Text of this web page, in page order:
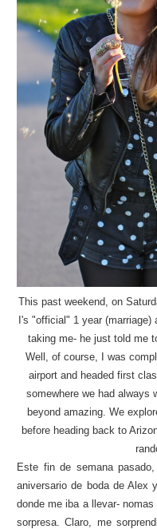
This past weekend, on
I's "official" 1 year (marriage)
taking me- he just told me
Well, of course, I was
airport and headed first
somewhere we had always
beyond amazing. We
before heading back to
Este fin de semana
aniversario de boda de Alex
donde me iba a llevar-
sorpresa. Claro, me